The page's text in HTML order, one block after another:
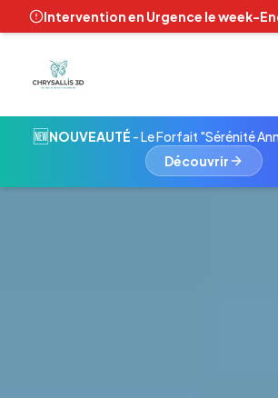
Intervention en Urgence le week-
🆕NOUVEAUTÉ - Le Forfait "Sérénité
Découvrir